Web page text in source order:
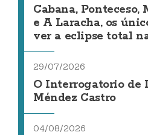
Cabana, Ponteceso,
e A Laracha, os
ver a eclipse total
29/07/2026
O Interrogatorio de
Méndez Castro
04/08/2026